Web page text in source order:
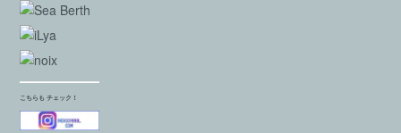
こちらも チェック！